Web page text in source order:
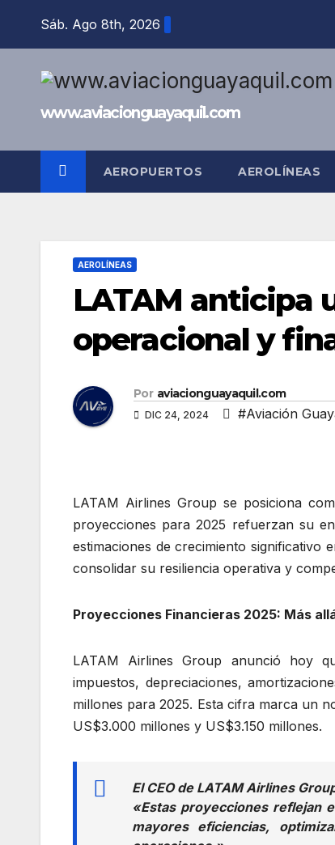
Sáb. Ago 8th, 2026
www.aviacionguayaquil.com
AEROPUERTOS AEROLÍNEAS
AEROLÍNEAS
LATAM anticipa
operacional y
Por aviacionguayaquil.com
DIC 24, 2024 #Aviación
LATAM Airlines Group se posiciona
proyecciones para 2025 refuerzan su
estimaciones de crecimiento significativo
consolidar su resiliencia operativa y
Proyecciones Financieras 2025: Más
LATAM Airlines Group anunció hoy
impuestos, depreciaciones,
millones para 2025. Esta cifra marca un
US$3.000 millones y US$3.150 millones.
El CEO de LATAM Airlines
«Estas proyecciones reflejan
mayores eficiencias,